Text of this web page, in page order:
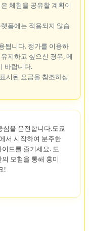
체험을 공유할 계획이
폼에는 적용되지 않습
됩니다. 정가를 이용하
지하고 싶으신 경우, 메
바랍니다.
시된 요금을 참조하십
심을 운전합니다.도쿄
서 시작하여 분주한
드를 즐기세요. 도
모험을 통해 흥미
!